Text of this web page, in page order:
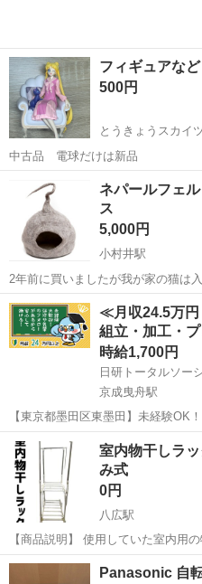
フィギュアなど
500円
とうきょうスカイ
中古品 電球だけは新品
とうきょうス
ネパールフェ
ス
5,000円
小村井駅
2年前に買いましたが我が家の猫は入ってく
円 横幅：約45cm程度 奥行き：約28cm程度 高さ：約42cm程度 ワイ
ヤー長さ：約40cm程度 素材フェル
意ハンド...
東京 墨田区 小村井駅 そ
≪月収24.5万円
組立・加工・
時給1,700円
日研トータルソー
京成曳舟駅
【東京都墨田区東墨田】未経験OK
ター《お仕事No.5A1226-JS》 お仕事について ガラスびんの製造マシ
ンオペレーターです。機械操作お
製造されたガラスびん...
東京 墨田区 京成曳舟駅
室内物干しラ
み式
0円
八広駅
【商品説明】 使用していた室内用
ーバーがあり、下段はタオルや小
スター付きなので移動もしやすく、折り
東京 墨田区 その他